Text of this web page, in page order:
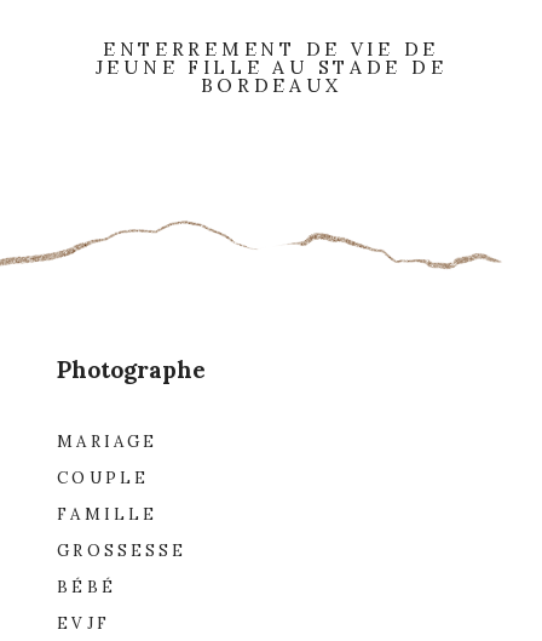
ENTERREMENT DE VIE DE
JEUNE FILLE AU STADE DE
BORDEAUX
Photographe
MARIAGE
COUPLE
FAMILLE
GROSSESSE
BÉBÉ
EVJF